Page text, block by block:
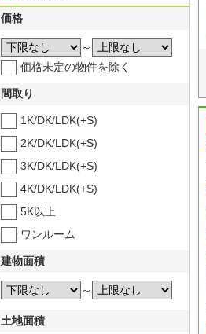
価格
～
価格未定の物件を除く
間取り
1K/DK/LDK(+S)
2K/DK/LDK(+S)
3K/DK/LDK(+S)
4K/DK/LDK(+S)
5K以上
ワンルーム
建物面積
～
土地面積